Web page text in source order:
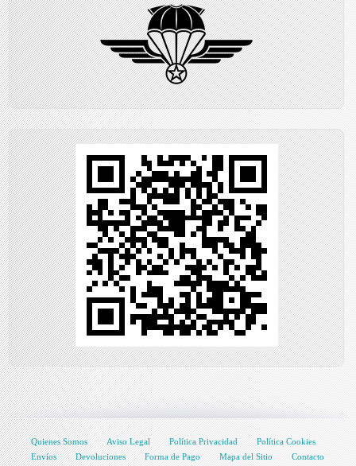
Quienes Somos Aviso Legal Política Privacidad
Política Cookies
Envíos
Devoluciones Forma de Pago Mapa del Sitio Contacto